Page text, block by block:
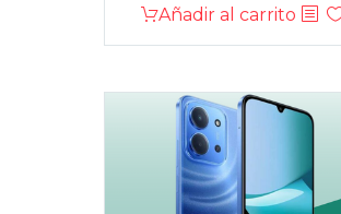
Añadir al carrito